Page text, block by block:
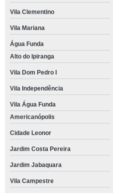
Vila Clementino
Vila Mariana
Água Funda
Alto do Ipiranga
Vila Dom Pedro I
Vila Independência
Vila Água Funda
Americanópolis
Cidade Leonor
Jardim Costa Pereira
Jardim Jabaquara
Vila Campestre